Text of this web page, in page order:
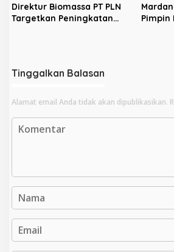
Direktur Biomassa PT PLN
Targetkan Peningkatan
Pimpin
Tinggalkan Balasan
Alamat email Anda tidak akan dipublikasikan.